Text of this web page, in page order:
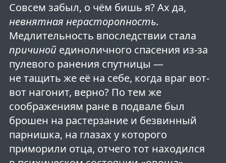
Совсем забыл, о чём бишь я? Ах да,
невнятная нерасторопность.
Медлительность впоследствии стала
причиной единоличного спасения из-за
пулевого ранения спутницы —
не тащить же её на себе, когда враг вот-
вот нагонит, верно? По тем же
соображениям ране в подвале был
брошен на растерзание и безвинный
парнишка, на глазах у которого
приморили отца, отчего тот находился